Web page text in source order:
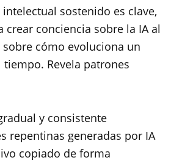
sostenido es clave,
crear conciencia sobre la IA al
cómo evoluciona un
Revela patrones
y consistente
repentinas generadas por IA
copiado de forma